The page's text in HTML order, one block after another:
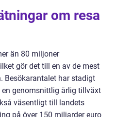
om resa
än 80 miljoner
gör det till en av de mest
Besökarantalet har stadigt
en genomsnittlig årlig tillväxt
väsentligt till landets
på över 150 miljarder euro